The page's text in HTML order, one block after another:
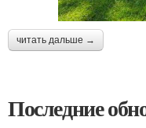
читать дальше →
Последние